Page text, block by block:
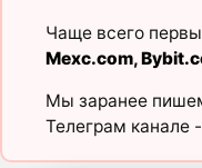
Чаще всего
Mexc.com,
Мы заранее
Телеграм канале -